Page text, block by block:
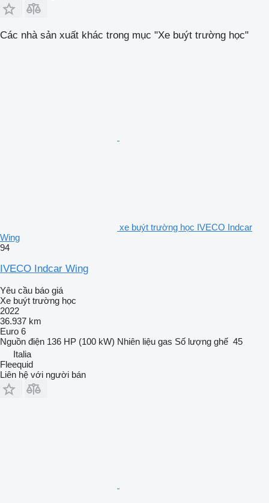
Các nhà sản xuất khác trong mục "Xe buýt trường học"
xe buýt trường học IVECO Indcar
Wing
94
IVECO Indcar Wing
Yêu cầu báo giá
Xe buýt trường học
2022
36.937 km
Euro 6
Nguồn điện 136 HP (100 kW) Nhiên liệu gas Số lượng ghế 45
Italia
Fleequid
Liên hệ với người bán